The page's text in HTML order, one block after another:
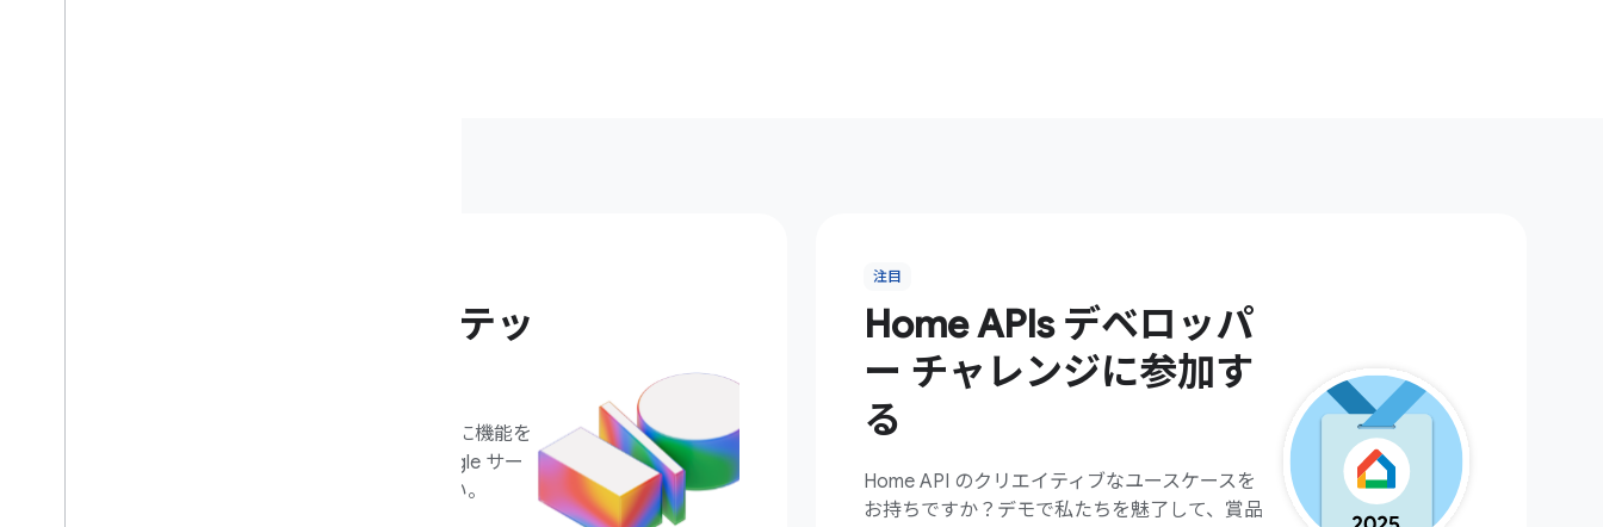
Home API の次のステッ
Gemini を活用した Home API がカメラに機能を
追加し、自動化を簡単にし、他の Google サー
フェスに拡大する仕組みをご覧ください。
注目
Home APIs デベロッパ
ー チャレンジに参加す
る
Home API のクリエイティブなユースケースを
お持ちですか？デモで私たちを魅了して、賞品